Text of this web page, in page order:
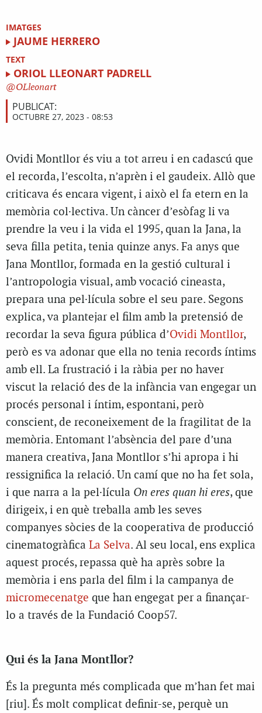
IMATGES
JAUME HERRERO
TEXT
ORIOL LLEONART PADRELL
OLleonart
PUBLICAT:
OCTUBRE 27, 2023 - 08:53
Ovidi Montllor és viu a tot arreu i en cadascú que
el recorda, l’escolta, n’aprèn i el gaudeix. Allò que
criticava és encara vigent, i això el fa etern en la
memòria col·lectiva. Un càncer d’esòfag li va
prendre la veu i la vida el 1995, quan la Jana, la
seva filla petita, tenia quinze anys. Fa anys que
Jana Montllor, formada en la gestió cultural i
l’antropologia visual, amb vocació cineasta,
prepara una pel·lícula sobre el seu pare. Segons
explica, va plantejar el film amb la pretensió de
recordar la seva figura pública d’Ovidi Montllor,
però es va adonar que ella no tenia records íntims
amb ell. La frustració i la ràbia per no haver
viscut la relació des de la infància van engegar un
procés personal i íntim, espontani, però
conscient, de reconeixement de la fragilitat de la
memòria. Entomant l’absència del pare d’una
manera creativa, Jana Montllor s’hi apropa i hi
ressignifica la relació. Un camí que no ha fet sola,
i que narra a la pel·lícula On eres quan hi eres, que
dirigeix, i en què treballa amb les seves
companyes sòcies de la cooperativa de producció
cinematogràfica La Selva. Al seu local, ens explica
aquest procés, repassa què ha après sobre la
memòria i ens parla del film i la campanya de
micromecenatge que han engegat per a finançar-
lo a través de la Fundació Coop57.
Qui és la Jana Montllor?
És la pregunta més complicada que m’han fet mai
[riu]. És molt complicat definir-se, perquè un